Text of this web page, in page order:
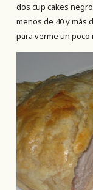
dos cup cakes
menos de 40 y más
para verme un poco